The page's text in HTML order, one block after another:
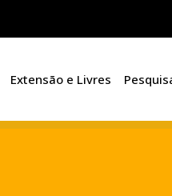
Extensão e Livres